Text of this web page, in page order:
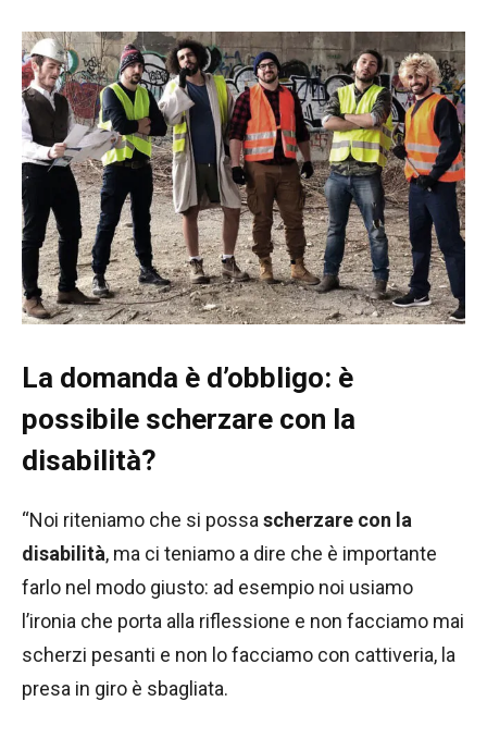
La domanda è d’obbligo: è
possibile scherzare con la
disabilità?
“Noi riteniamo che si possascherzare con la
disabilità, ma ci teniamo a dire che è importante
farlo nel modo giusto: ad esempio noi usiamo
l’ironia che porta alla riflessione e non facciamo mai
scherzi pesanti e non lo facciamo con cattiveria, la
presa in giro è sbagliata.